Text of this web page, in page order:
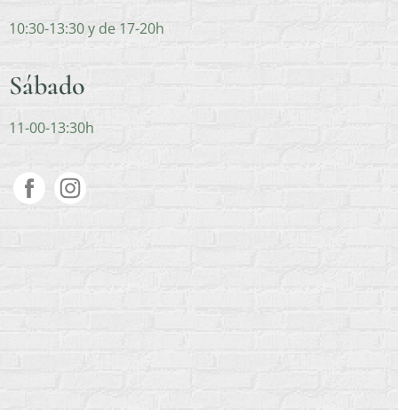
10:30-13:30 y de 17-20h
Sábado
11-00-13:30h